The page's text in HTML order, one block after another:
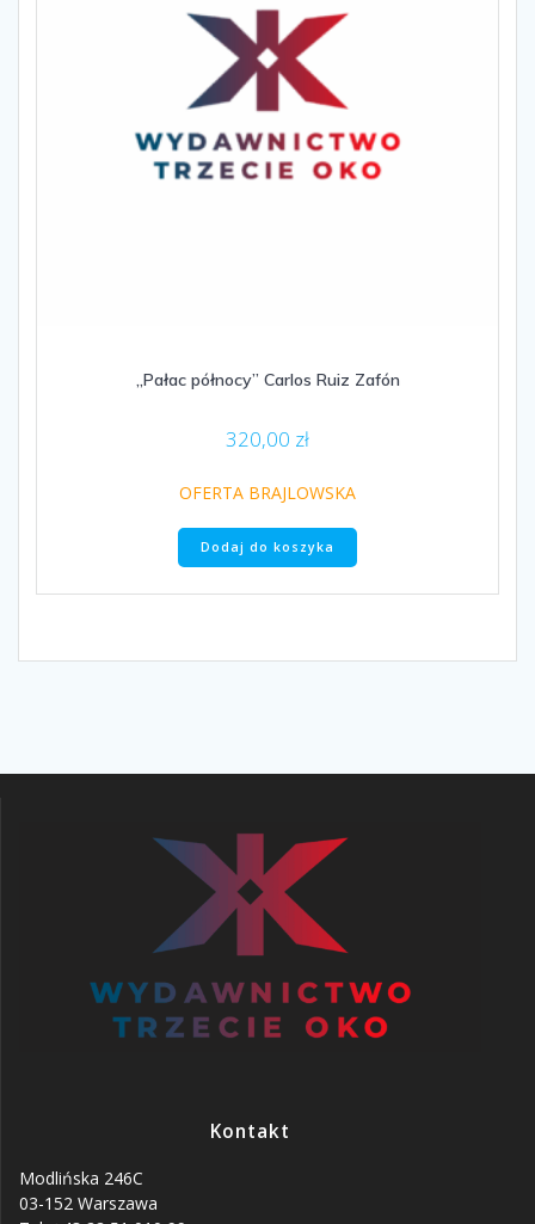
„Pałac północy” Carlos Ruiz Zafón
320,00 zł
OFERTA BRAJLOWSKA
Dodaj do koszyka
Kontakt
Modlińska 246C
03-152 Warszawa